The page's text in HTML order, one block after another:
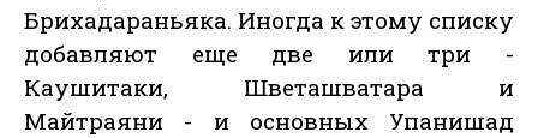
Брихадараньяка. Иногда к этому списку
добавляют еще две или три -
Каушитаки, Шветашватара и
Майтраяни - и основных Упанишад